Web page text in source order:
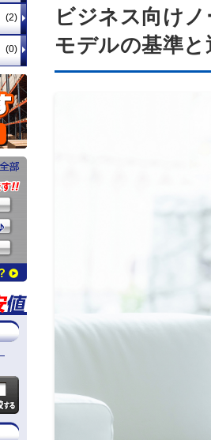
(2)
(0)
ビジネス向け
モデルの基準